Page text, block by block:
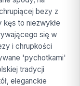
bezy z
kęs to niezwykłe
się w
i chrupkości
'pychotkami'
tradycji
eleganckie